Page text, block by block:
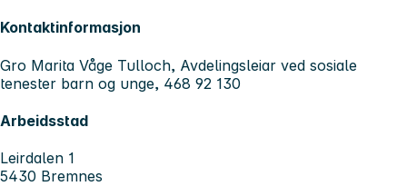
Kontaktinformasjon
Gro Marita Våge Tulloch, Avdelingsleiar ved sosiale
tenester barn og unge, 468 92 130
Arbeidsstad
Leirdalen 1
5430 Bremnes